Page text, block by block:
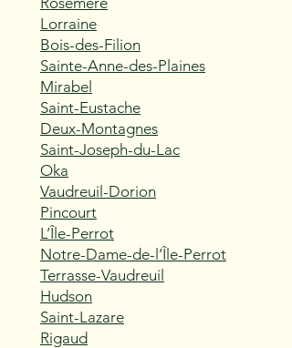
Lorraine
Bois-des-Filion
Sainte-Anne-des-Plaines
Mirabel
Saint-Eustache
Deux-Montagnes
Saint-Joseph-du-Lac
Oka
Vaudreuil-Dorion
Pincourt
L’Île-Perrot
Notre-Dame-de-l’Île-Perrot
Terrasse-Vaudreuil
Hudson
Saint-Lazare
Rigaud